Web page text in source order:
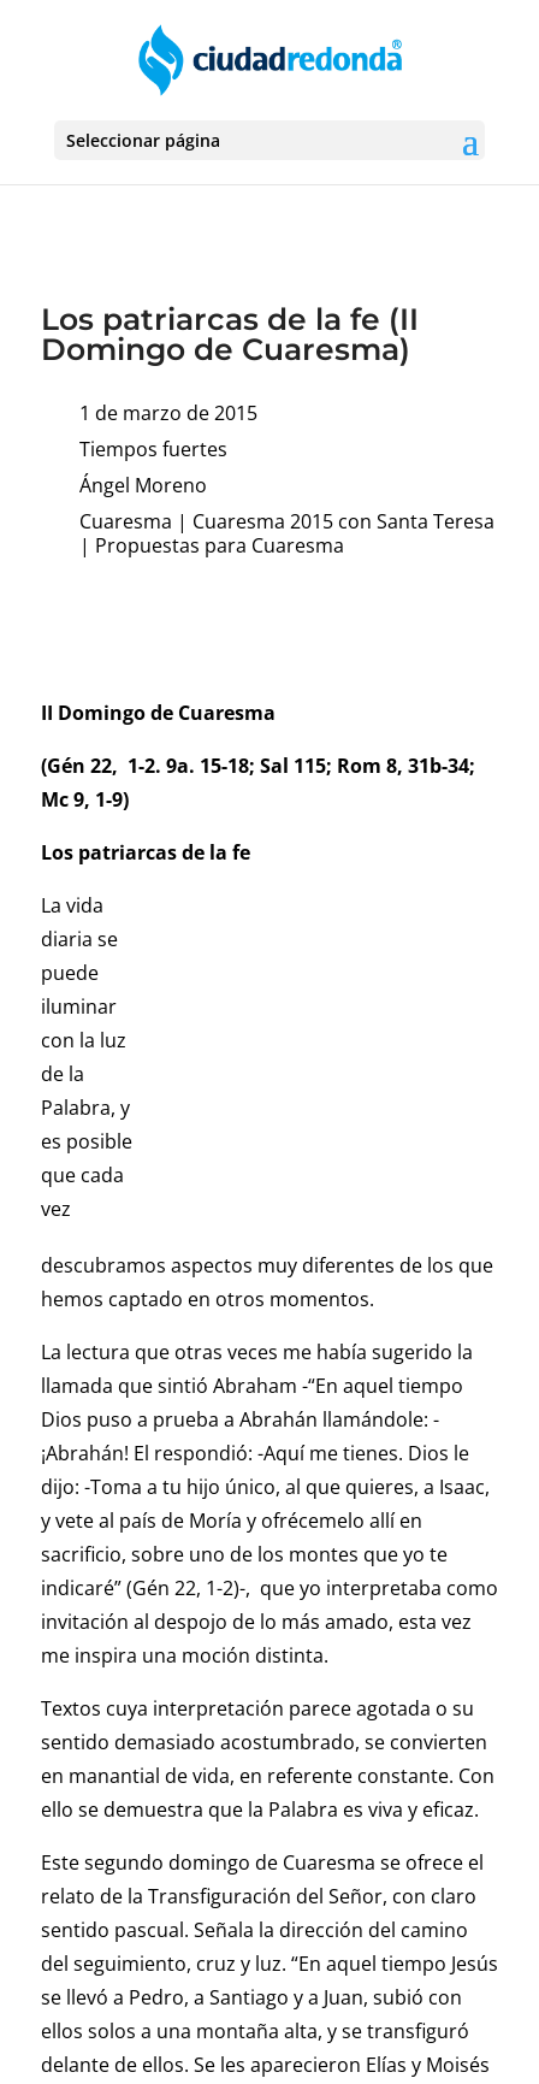
Seleccionar página
Los patriarcas de la fe (II
Domingo de Cuaresma)
1 de marzo de 2015
Tiempos fuertes
Ángel Moreno
Cuaresma | Cuaresma 2015 con Santa Teresa
| Propuestas para Cuaresma
II Domingo de Cuaresma
(Gén 22, 1-2. 9a. 15-18; Sal 115; Rom 8, 31b-34;
Mc 9, 1-9)
Los patriarcas de la fe
La vida
diaria se
puede
iluminar
con la luz
de la
Palabra, y
es posible
que cada
vez
descubramos aspectos muy diferentes de los que
hemos captado en otros momentos.
La lectura que otras veces me había sugerido la
llamada que sintió Abraham -“En aquel tiempo
Dios puso a prueba a Abrahán llamándole: -
¡Abrahán! El respondió: -Aquí me tienes. Dios le
dijo: -Toma a tu hijo único, al que quieres, a Isaac,
y vete al país de Moría y ofrécemelo allí en
sacrificio, sobre uno de los montes que yo te
indicaré” (Gén 22, 1-2)-, que yo interpretaba como
invitación al despojo de lo más amado, esta vez
me inspira una moción distinta.
Textos cuya interpretación parece agotada o su
sentido demasiado acostumbrado, se convierten
en manantial de vida, en referente constante. Con
ello se demuestra que la Palabra es viva y eficaz.
Este segundo domingo de Cuaresma se ofrece el
relato de la Transfiguración del Señor, con claro
sentido pascual. Señala la dirección del camino
del seguimiento, cruz y luz. “En aquel tiempo Jesús
se llevó a Pedro, a Santiago y a Juan, subió con
ellos solos a una montaña alta, y se transfiguró
delante de ellos. Se les aparecieron Elías y Moisés